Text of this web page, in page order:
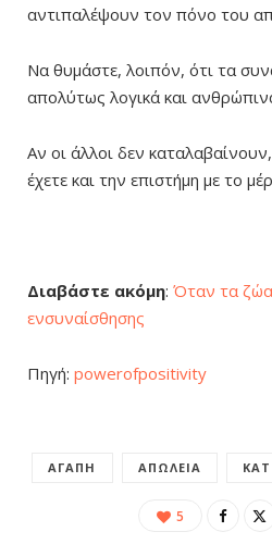
αντιπαλέψουν τον πόνο του
Να θυμάστε, λοιπόν, ότι τα
απολύτως λογικά και
Αν οι άλλοι δεν
έχετε και την επιστήμη με το
Διαβάστε ακόμη: Όταν τα
ενσυναίσθησης
Πηγή: powerofpositivity
ΑΓΆΠΗ ΑΠΏΛΕΙΑ
5